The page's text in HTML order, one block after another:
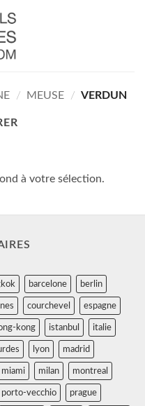
/ MEUSE / VERDUN
à votre sélection.
barcelone berlin
courchevel espagne
kong istanbul italie
lyon madrid
miami milan montreal
porto-vecchio prague